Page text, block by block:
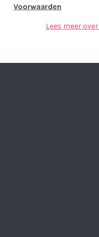
Voorwaarden
Lees meer